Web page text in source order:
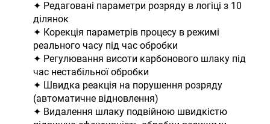
✦ Редаговані параметри розряду в логіці з 10
ділянок
✦ Корекція параметрів процесу в режимі
реального часу під час обробки
✦ Регулювання висоти карбонового шлаку під
час нестабільної обробки
✦ Швидка реакція на порушення розряду
(автоматичне відновлення)
✦ Видалення шлаку подвійною швидкістю